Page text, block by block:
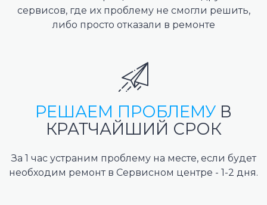
сервисов, где их проблему не смогли решить,
либо просто отказали в ремонте
РЕШАЕМ ПРОБЛЕМУ В
КРАТЧАЙШИЙ СРОК
За 1 час устраним проблему на месте, если будет
необходим ремонт в Сервисном центре - 1-2 дня.